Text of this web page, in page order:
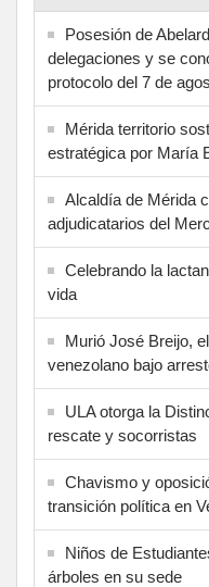
Posesión de
delegaciones y se
protocolo del 7 de
Mérida territorio
estratégica por María
Alcaldía de Mérida
adjudicatarios del
Celebrando la
vida
Murió José Breijo,
venezolano bajo
ULA otorga la
rescate y socorristas
Chavismo y
transición política en
Niños de
árboles en su sede